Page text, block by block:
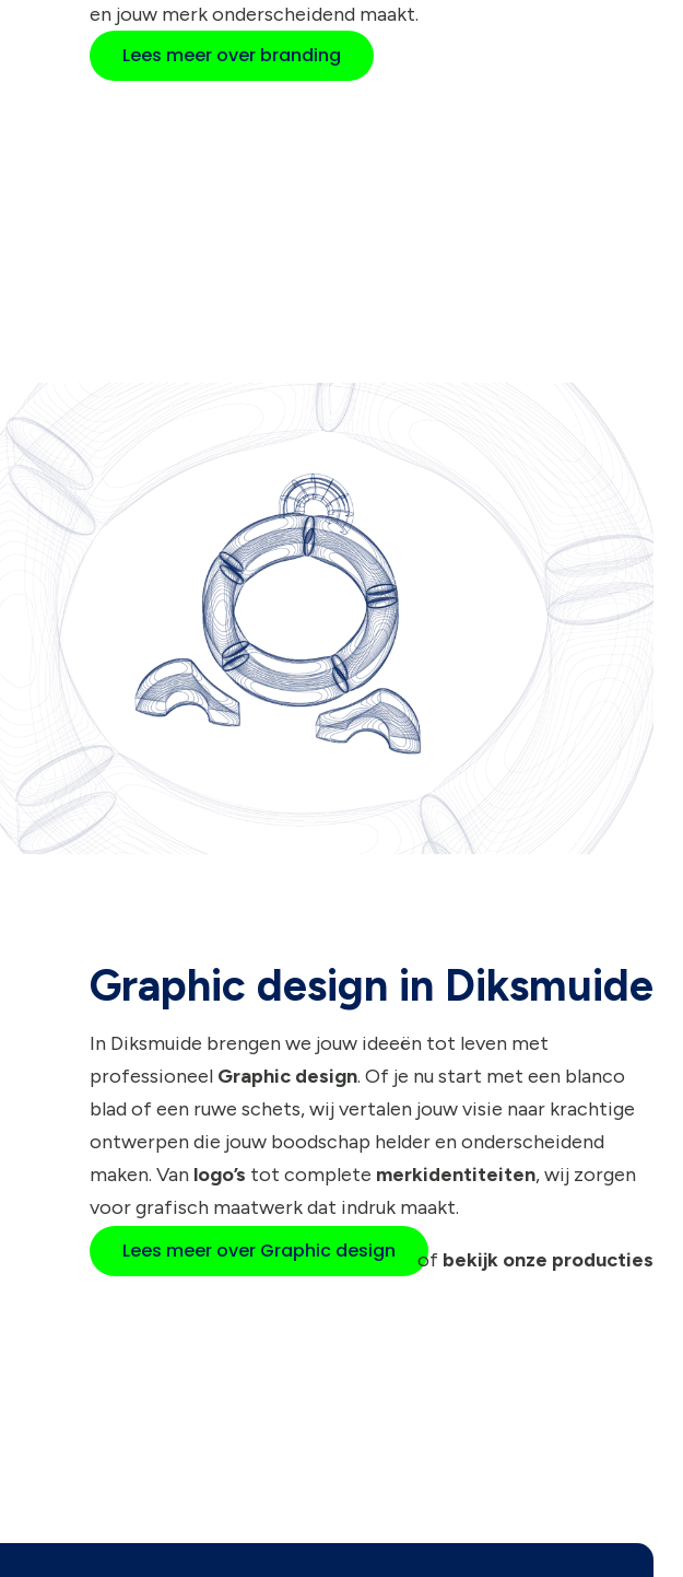
en jouw merk onderscheidend maakt.
Lees meer over branding
Graphic design in Diksmuide
In Diksmuide brengen we jouw ideeën tot leven met
professioneel Graphic design. Of je nu start met een blanco
blad of een ruwe schets, wij vertalen jouw visie naar krachtige
ontwerpen die jouw boodschap helder en onderscheidend
maken. Van logo’s tot complete merkidentiteiten, wij zorgen
voor grafisch maatwerk dat indruk maakt.
Lees meer over Graphic design of bekijk onze producties